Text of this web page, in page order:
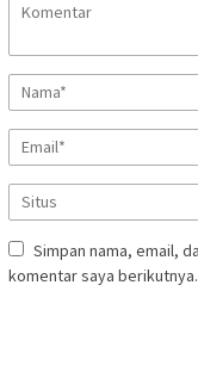
Simpan nama, email,
komentar saya berikutnya.